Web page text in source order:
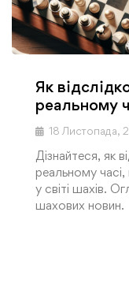
Як
реальному
18 Листопада,
Дізнайтеся, як
реальному
у світі шахів.
шахових новин.